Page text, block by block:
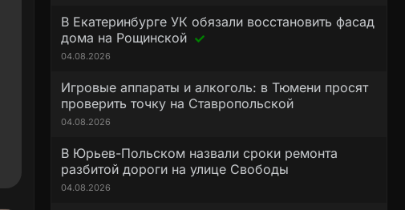
В Екатеринбурге УК обязали восстановить фасад
дома на Рощинской
04.08.2026
Игровые аппараты и алкоголь: в Тюмени просят
проверить точку на Ставропольской
04.08.2026
В Юрьев-Польском назвали сроки ремонта
разбитой дороги на улице Свободы
04.08.2026